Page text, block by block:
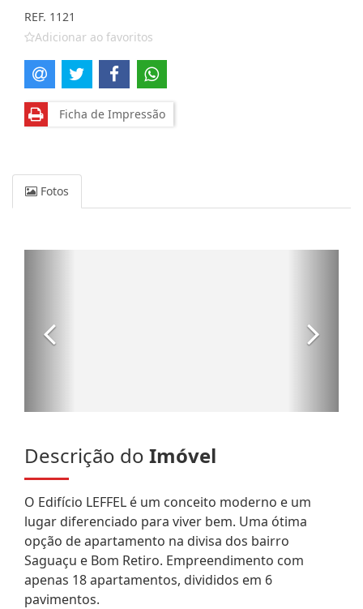
REF. 1121
Adicionar ao favoritos
Ficha de Impressão
Fotos
Descrição do Imóvel
O Edifício LEFFEL é um conceito moderno e um
lugar diferenciado para viver bem. Uma ótima
opção de apartamento na divisa dos bairro
Saguaçu e Bom Retiro. Empreendimento com
apenas 18 apartamentos, divididos em 6
pavimentos.